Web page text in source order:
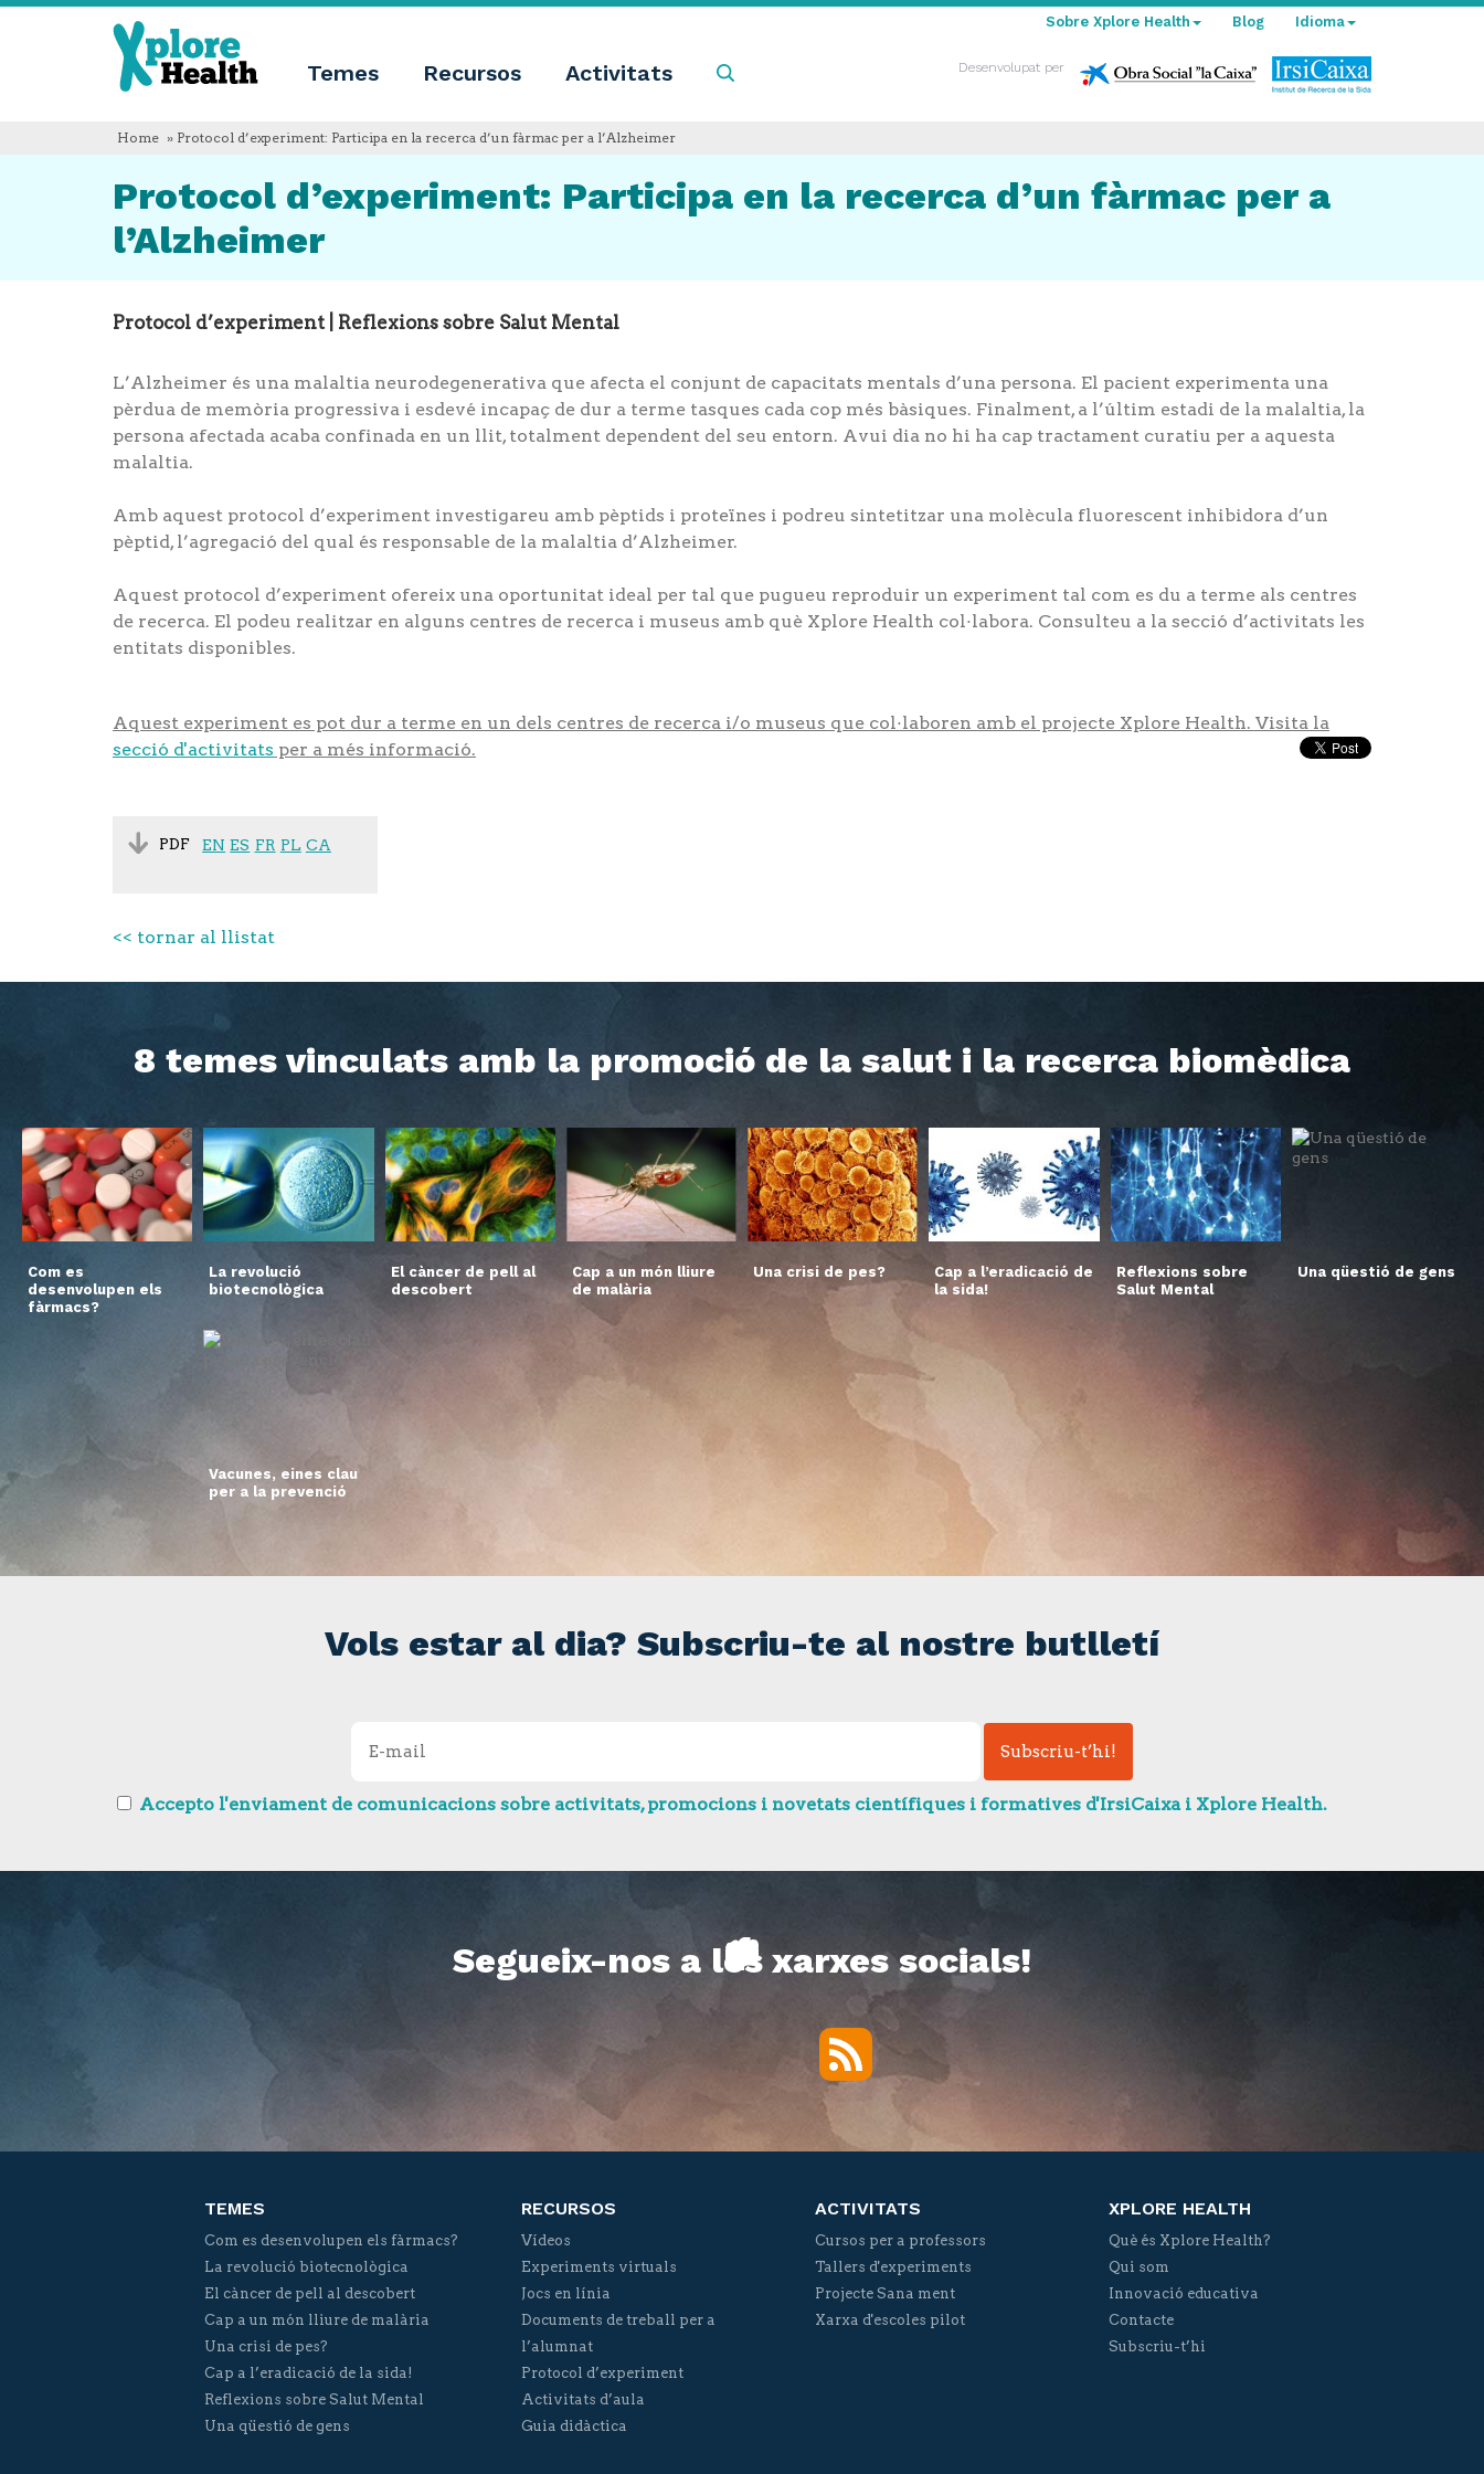
Xplore
Health
Temes Recursos Activitats
Xplore
som
Innovació
educativa
Blog
English
Español
Polski
Català
Idioma
Sobre Xplore Health Blog
Desenvolupat per
Home » Protocol d’experiment: Participa en la recerca d’un fàrmac per a l’Alzheimer
Protocol d’experiment: Participa en la recerca d’un fàrmac per a
l’Alzheimer
Protocol d’experiment | Reflexions sobre Salut Mental
L’Alzheimer és una malaltia neurodegenerativa que afecta el conjunt de capacitats mentals d’una persona. El pacient experimenta una
pèrdua de memòria progressiva i esdevé incapaç de dur a terme tasques cada cop més bàsiques. Finalment, a l’últim estadi de la malaltia, la
persona afectada acaba confinada en un llit, totalment dependent del seu entorn. Avui dia no hi ha cap tractament curatiu per a aquesta
malaltia.
Amb aquest protocol d’experiment investigareu amb pèptids i proteïnes i podreu sintetitzar una molècula fluorescent inhibidora d’un
pèptid, l’agregació del qual és responsable de la malaltia d’Alzheimer.
Aquest protocol d’experiment ofereix una oportunitat ideal per tal que pugueu reproduir un experiment tal com es du a terme als centres
de recerca. El podeu realitzar en alguns centres de recerca i museus amb què Xplore Health col·labora. Consulteu a la secció d’activitats les
entitats disponibles.
Aquest experiment es pot dur a terme en un dels centres de recerca i/o museus que col·laboren amb el projecte Xplore Health. Visita la
secció d'activitats per a més informació.
PDF EN ES FR PL CA
<< tornar al llistat
8 temes vinculats amb la promoció de la salut i la recerca biomèdica
Com es
desenvolupen els
fàrmacs?
La revolució
biotecnològica
El càncer de pell al
descobert
Cap a un món lliure
de malària
Una crisi de pes?
Cap a l’eradicació de
la sida!
Reflexions sobre
Salut Mental
Una qüestió de gens
Vacunes, eines clau
per a la prevenció
Vols estar al dia? Subscriu-te al nostre butlletí
Accepto l'enviament de comunicacions sobre activitats, promocions i novetats científiques i formatives d'IrsiCaixa i Xplore Health.
Segueix-nos a les xarxes socials!
RSS
TEMES
Com es desenvolupen els fàrmacs?
La revolució biotecnològica
El càncer de pell al descobert
Cap a un món lliure de malària
Una crisi de pes?
Cap a l’eradicació de la sida!
Reflexions sobre Salut Mental
Una qüestió de gens
RECURSOS
Vídeos
Experiments virtuals
Jocs en línia
Documents de treball per a
l’alumnat
Protocol d’experiment
Activitats d’aula
Guia didàctica
ACTIVITATS
Cursos per a professors
Tallers d'experiments
Projecte Sana ment
Xarxa d'escoles pilot
XPLORE HEALTH
Què és Xplore Health?
Qui som
Innovació educativa
Contacte
Subscriu-t’hi